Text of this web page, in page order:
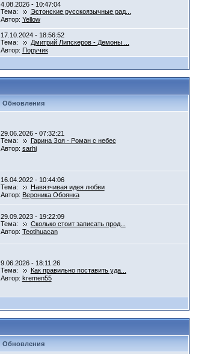
4.08.2026 - 10:47:04
Тема:
Эстонские русскоязычные рад...
Автор: Yellow
17.10.2024 - 18:56:52
Тема:
Дмитрий Липскеров - Демоны ...
Автор: Поручик
Обновления
29.06.2026 - 07:32:21
Тема:
Гарина Зоя - Роман с небес
Автор: sarhi
16.04.2022 - 10:44:06
Тема:
Навязчивая идея любви
Автор: Вероника Обоянка
29.09.2023 - 19:22:09
Тема:
Сколько стоит записать прод...
Автор: Teotihuacan
9.06.2026 - 18:11:26
Тема:
Как правильно поставить уда...
Автор: kremen55
Обновления